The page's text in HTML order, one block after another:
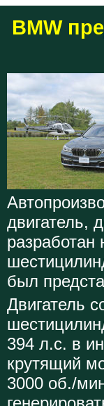
BMW
двигатель,
был
Двигатель
394 л.с. в
крутящий
3000 об./